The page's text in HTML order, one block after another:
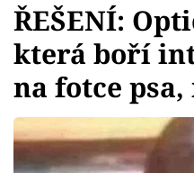
Témata
Showbyznys
Youtubeři
ŘEŠENÍ:
která boří
na fotce